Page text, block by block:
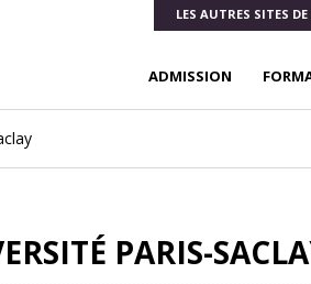
LES AUTRES SITES
ADMISSION
PARIS-